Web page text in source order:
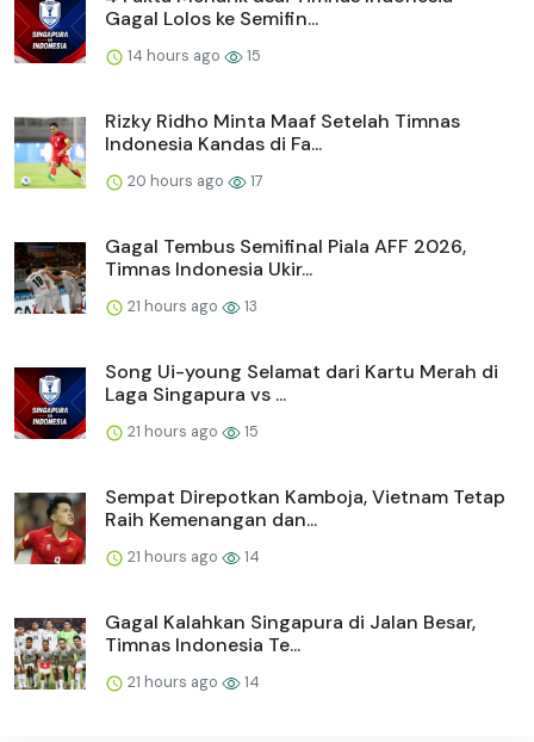
Gagal Lolos ke Semifin...
14 hours ago 15
Rizky Ridho Minta Maaf Setelah Timnas
Indonesia Kandas di Fa...
20 hours ago 17
Gagal Tembus Semifinal Piala AFF 2026,
Timnas Indonesia Ukir...
21 hours ago 13
Song Ui-young Selamat dari Kartu Merah di
Laga Singapura vs ...
21 hours ago 15
Sempat Direpotkan Kamboja, Vietnam Tetap
Raih Kemenangan dan...
21 hours ago 14
Gagal Kalahkan Singapura di Jalan Besar,
Timnas Indonesia Te...
21 hours ago 14